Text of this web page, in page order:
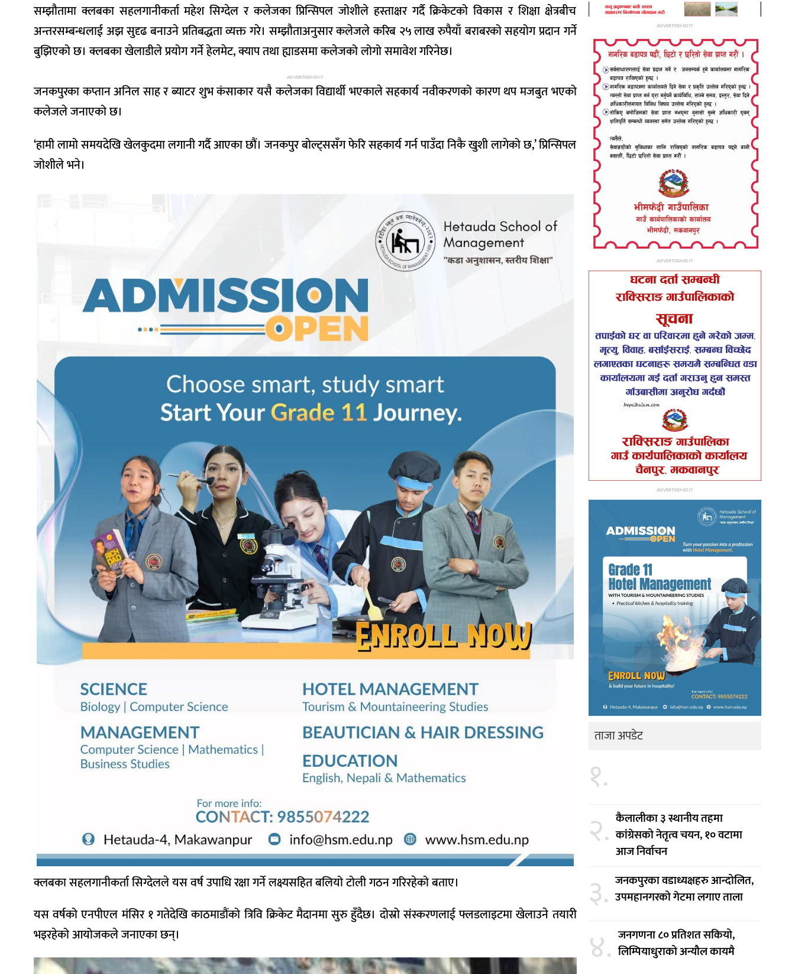
सम्झौतामा क्लबका सहलगानीकर्ता महेश सिग्देल र कलेजका प्रिन्सिपल जोशीले हस्ताक्षर गर्दै क्रिकेटको विकास र शिक्षा क्षेत्रबीच
अन्तरसम्बन्धलाई अझ सुदृढ बनाउने प्रतिबद्धता व्यक्त गरे। सम्झौताअनुसार कलेजले करिब २५ लाख रुपैयाँ बराबरको सहयोग प्रदान गर्ने
बुझिएको छ। क्लबका खेलाडीले प्रयोग गर्ने हेलमेट, क्याप तथा ह्याडसमा कलेजको लोगो समावेश गरिनेछ।
ADVERTISEMENT
जनकपुरका कप्तान अनिल साह र ब्याटर शुभ कंसाकार यसै कलेजका विद्यार्थी भएकाले सहकार्य नवीकरणको कारण थप मजबुत भएको
कलेजले जनाएको छ।
‘हामी लामो समयदेखि खेलकुदमा लगानी गर्दै आएका छौं। जनकपुर बोल्ट्ससँग फेरि सहकार्य गर्न पाउँदा निकै खुशी लागेको छ,’ प्रिन्सिपल
जोशीले भने।
क्लबका सहलगानीकर्ता सिग्देलले यस वर्ष उपाधि रक्षा गर्ने लक्ष्यसहित बलियो टोली गठन गरिरहेको बताए।
यस वर्षको एनपीएल मंसिर १ गतेदेखि काठमाडौंको त्रिवि क्रिकेट मैदानमा सुरु हुँदैछ। दोस्रो संस्करणलाई फ्लडलाइटमा खेलाउने तयारी
भइरहेको आयोजकले जनाएका छन्।
ADVERTISEMENT
ADVERTISEMENT
ADVERTISEMENT
ताजा अपडेट
१.
२. कैलालीका ३ स्थानीय तहमा
कांग्रेसको नेतृत्व चयन, १० वटामा
आज निर्वाचन
३. जनकपुरका वडाध्यक्षहरु आन्दोलित,
उपमहानगरको गेटमा लगाए ताला
४. जनगणना ८० प्रतिशत सकियो,
लिम्पियाधुराको अन्यौल कायमै